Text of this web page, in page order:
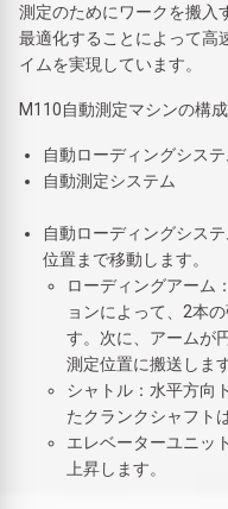
測定のためにワークを搬入
最適化することによって高
イムを実現しています。
M110自動測定マシンの構
自動ローディングシステ
自動測定システム
自動ローディングシス
位置まで移動します。
ローディングアーム
ョンによって、2本
す。次に、アームが
測定位置に搬送します
シャトル：水平方向
たクランクシャフト
エレベーターユニッ
上昇します。